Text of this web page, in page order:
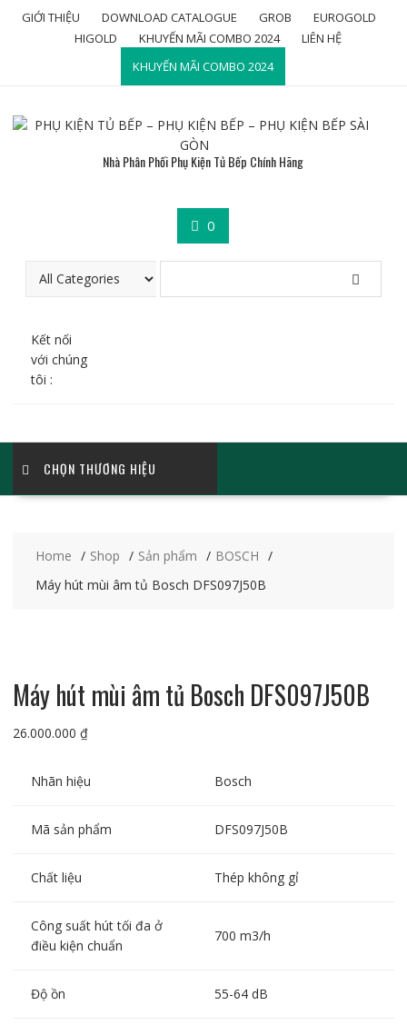
GIỚI THIỆU DOWNLOAD CATALOGUE GROB
EUROGOLD
HIGOLD
KHUYẾN MÃI COMBO 2024
LIÊN HỆ
KHUYẾN MÃI COMBO 2024
Nhà Phân Phối Phụ Kiện Tủ Bếp Chính Hãng
0
Kết nối
với chúng
tôi :
CHỌN THƯƠNG HIỆU
Home Shop Sản phẩm
BOSCH
Máy hút mùi âm tủ Bosch DFS097J50B
Máy hút mùi âm tủ Bosch DFS097J50B
26.000.000 ₫
Nhãn hiệu Bosch
Mã sản phẩm DFS097J50B
Chất liệu Thép không gỉ
Công suất hút tối đa ở
điều kiện chuẩn
700 m3/h
Độ ồn 55-64 dB